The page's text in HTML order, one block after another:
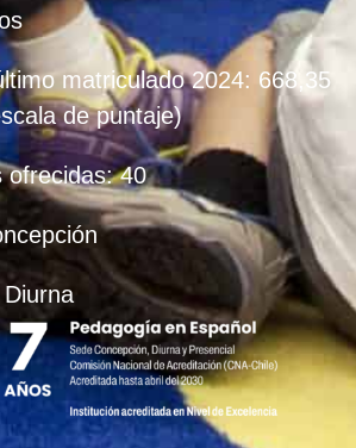
matriculado 2024: 668,35
de puntaje)
ofrecidas: 40